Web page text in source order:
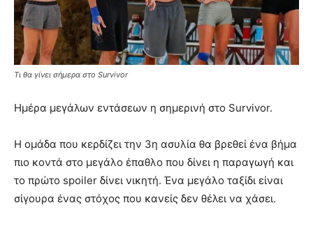
Τι θα γίνει σήμερα στο Survivor
Ημέρα μεγάλων εντάσεων η σημερινή στο Survivor.
Η ομάδα που κερδίζει την 3η ασυλία θα βρεθεί ένα βήμα
πιο κοντά στο μεγάλο έπαθλο που δίνει η παραγωγή και
το πρώτο spoiler δίνει νικητή. Ένα μεγάλο ταξίδι είναι
σίγουρα ένας στόχος που κανείς δεν θέλει να χάσει.